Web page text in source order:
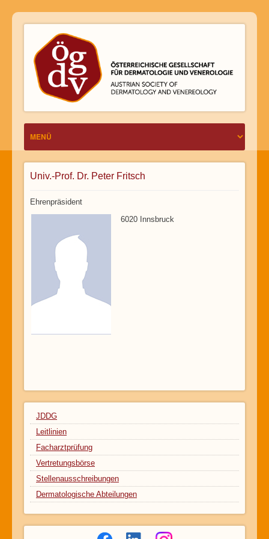
Univ.-Prof. Dr. Peter Fritsch
Ehrenpräsident
6020 Innsbruck
JDDG
Leitlinien
Facharztprüfung
Vertretungsbörse
Stellenausschreibungen
Dermatologische Abteilungen